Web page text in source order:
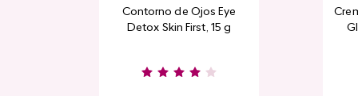
Contorno de Ojos Eye
Detox Skin First, 15 g